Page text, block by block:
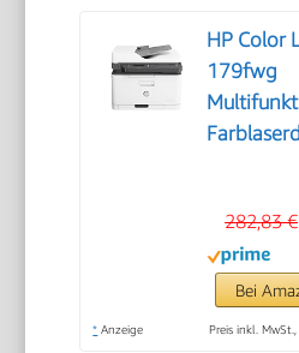
HP Color
179fwg
Wi-Fi,
Smart App
282,83 €
Bei
* Anzeige Preis inkl.